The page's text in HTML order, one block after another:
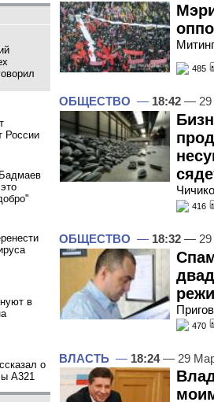
России
в
о
A321
485
ОБЩЕСТВО — 18:42 — 29
416
ОБЩЕСТВО — 18:32 — 29
470
ВЛАСТЬ — 18:24— 29